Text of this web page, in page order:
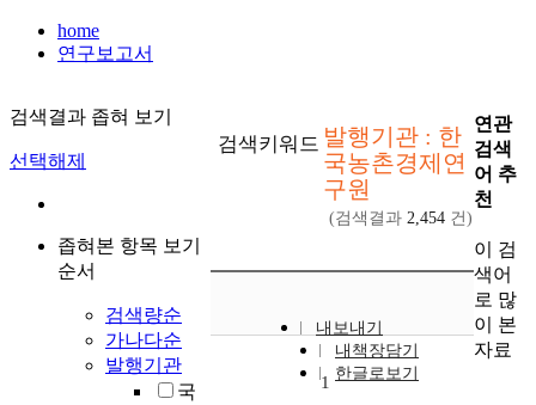
home
연구보고서
검색결과 좁혀 보기
선택해제
좁혀본 항목 보기
순서
검색량순
가나다순
발행기관
국
검색키워드 발행기관 : 한
국농촌경제연
구원
(검색결과 2,454 건)
내보내기
내책장담기
한글로보기
1
연관
검색
어 추
천
이 검
색어
로 많
이 본
자료